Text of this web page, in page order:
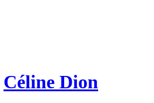
Céline Dion